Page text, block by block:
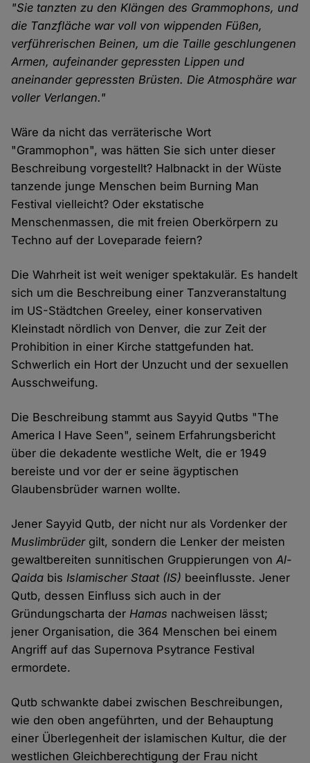
"Sie tanzten zu den Klängen des Grammophons, und
die Tanzfläche war voll von wippenden Füßen,
verführerischen Beinen, um die Taille geschlungenen
Armen, aufeinander gepressten Lippen und
aneinander gepressten Brüsten. Die Atmosphäre war
voller Verlangen."
Wäre da nicht das verräterische Wort
"Grammophon", was hätten Sie sich unter dieser
Beschreibung vorgestellt? Halbnackt in der Wüste
tanzende junge Menschen beim Burning Man
Festival vielleicht? Oder ekstatische
Menschenmassen, die mit freien Oberkörpern zu
Techno auf der Loveparade feiern?
Die Wahrheit ist weit weniger spektakulär. Es handelt
sich um die Beschreibung einer Tanzveranstaltung
im US-Städtchen Greeley, einer konservativen
Kleinstadt nördlich von Denver, die zur Zeit der
Prohibition in einer Kirche stattgefunden hat.
Schwerlich ein Hort der Unzucht und der sexuellen
Ausschweifung.
Die Beschreibung stammt aus Sayyid Qutbs "The
America I Have Seen", seinem Erfahrungsbericht
über die dekadente westliche Welt, die er 1949
bereiste und vor der er seine ägyptischen
Glaubensbrüder warnen wollte.
Jener Sayyid Qutb, der nicht nur als Vordenker der
Muslimbrüdergilt, sondern die Lenker der meisten
gewaltbereiten sunnitischen Gruppierungen vonAl-
Qaida bisIslamischer Staat (IS) beeinflusste. Jener
Qutb, dessen Einfluss sich auch in der
Gründungscharta derHamas nachweisen lässt;
jener Organisation, die 364 Menschen bei einem
Angriff auf das Supernova Psytrance Festival
ermordete.
Qutb schwankte dabei zwischen Beschreibungen,
wie den oben angeführten, und der Behauptung
einer Überlegenheit der islamischen Kultur, die der
westlichen Gleichberechtigung der Frau nicht